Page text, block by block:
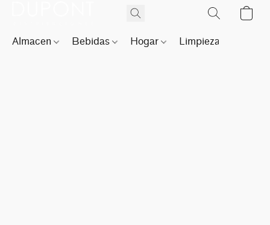
Almacen Bebidas Hogar Limpieza